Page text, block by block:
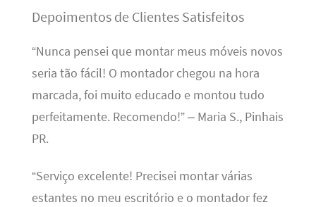
Depoimentos de Clientes Satisfeitos
“Nunca pensei que montar meus móveis novos
seria tão fácil! O montador chegou na hora
marcada, foi muito educado e montou tudo
perfeitamente. Recomendo!” – Maria S., Pinhais
PR.
“Serviço excelente! Precisei montar várias
estantes no meu escritório e o montador fez